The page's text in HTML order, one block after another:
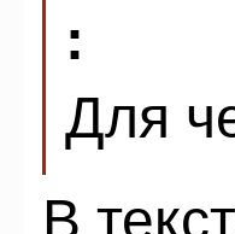
:
Для
В